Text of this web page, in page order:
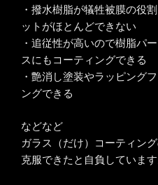
・撥水樹脂が犠牲被膜の役
ットがほとんどできない
・追従性が高いので樹脂パ
スにもコーティングできる
・艶消し塗装やラッピング
ングできる
などなど
ガラス（だけ）コーティン
克服できたと自負しています